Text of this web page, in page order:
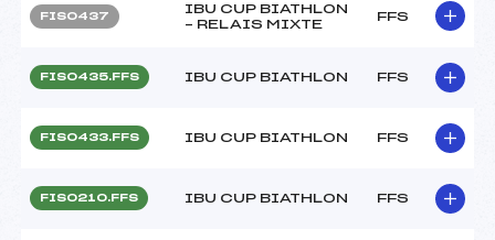
FIS0437
IBU CUP BIATHLON
– RELAIS MIXTE
FFS
FIS0435.FFS IBU CUP BIATHLON FFS
FIS0433.FFS IBU CUP BIATHLON FFS
FIS0210.FFS IBU CUP BIATHLON FFS